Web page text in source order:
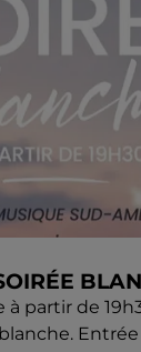
partir de